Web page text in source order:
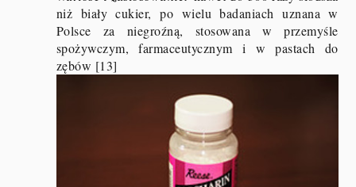
niż biały cukier, po wielu badaniach uznana w
Polsce za niegroźną, stosowana w przemyśle
spożywczym, farmaceutycznym i w pastach do
zębów [13]